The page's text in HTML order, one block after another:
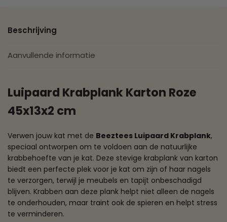
Beschrijving
Aanvullende informatie
Luipaard Krabplank Karton Roze
45x13x2 cm
Verwen jouw kat met de Beeztees Luipaard Krabplank,
speciaal ontworpen om te voldoen aan de natuurlijke
krabbehoefte van je kat. Deze stevige krabplank van karton
biedt een perfecte plek voor je kat om zijn of haar nagels
te verzorgen, terwijl je meubels en tapijt onbeschadigd
blijven. Krabben aan deze plank helpt niet alleen de nagels
te onderhouden, maar traint ook de spieren en helpt stress
te verminderen.